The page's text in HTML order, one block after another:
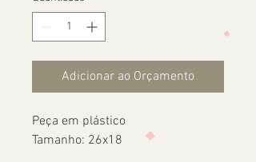
Adicionar ao Orçamento
Peça em plástico
Tamanho: 26x18